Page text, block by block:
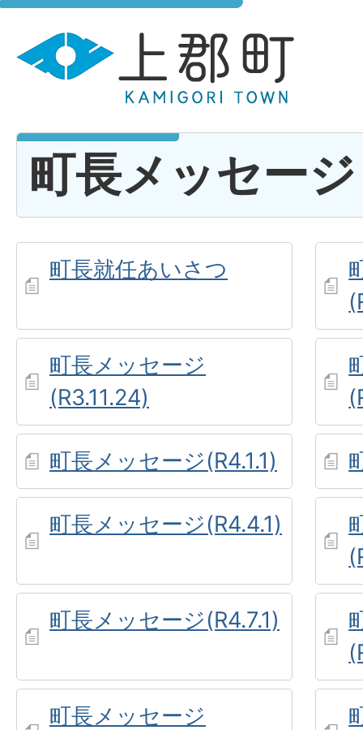
町長メッセージ
町長就任あいさつ
町長メッセージ
(R3.11.24)
町長メッセージ(R4.1.1)
町長メッセージ(R4.4.1)
町長メッセージ(R4.7.1)
町長メッセージ